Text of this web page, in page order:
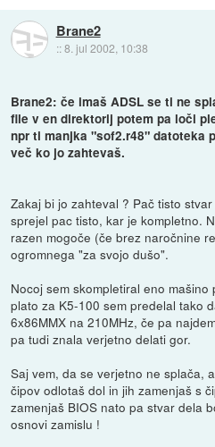
Brane2
::8. jul 2002, 10:38
Brane2: če imaš ADSL se ti ne
file v en direktorij potem pa loči
npr ti manjka "sof2.r48" datoteka
več ko jo zahtevaš.
Zakaj bi jo zahteval ? Pač tisto
sprejel pac tisto, kar je kompletno.
razen mogoče (če brez naročnine
ogromnega "za svojo dušo".
Nocoj sem skompletiral eno
plato za K5-100 sem predelal tako
6x86MMX na 210MHz, če pa
pa tudi znala verjetno delati gor.
Saj vem, da se verjetno ne splača,
čipov odlotaš dol in jih zamenjaš s
zamenjaš BIOS nato pa stvar dela
osnovi zamislu !